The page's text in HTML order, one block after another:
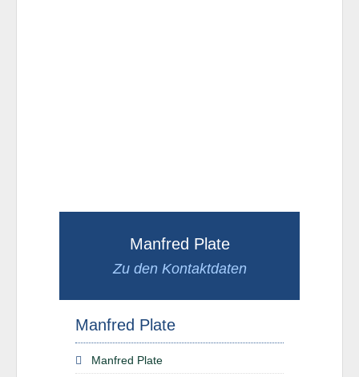
Manfred Plate
Zu den Kontaktdaten
Manfred Plate
Manfred Plate